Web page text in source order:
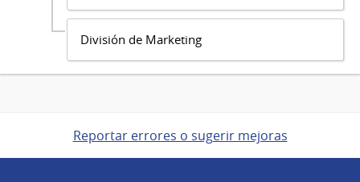
División de Marketing
Reportar errores o sugerir mejoras